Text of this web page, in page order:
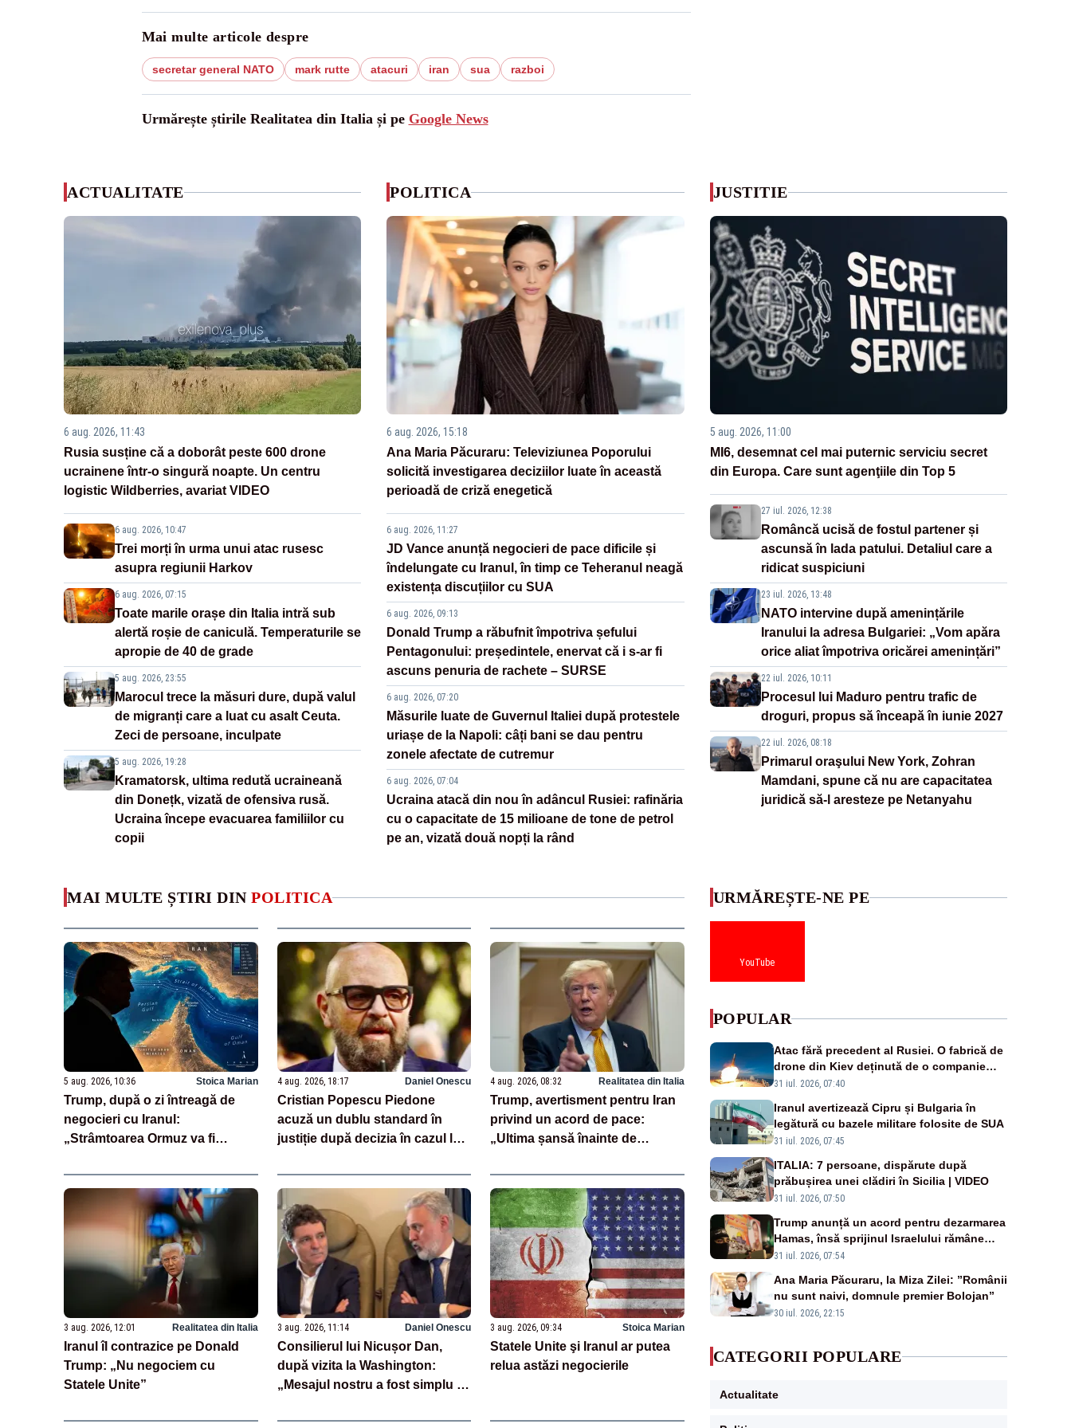
Mai multe articole despre
secretar general NATO mark rutte atacuri iran sua razboi
Urmărește știrile Realitatea din Italia și pe Google News
ACTUALITATE
6 aug. 2026, 11:43
Rusia susține că a doborât peste 600 drone
ucrainene într-o singură noapte. Un centru
logistic Wildberries, avariat VIDEO
6 aug. 2026, 10:47
Trei morți în urma unui atac rusesc
asupra regiunii Harkov
6 aug. 2026, 07:15
Toate marile orașe din Italia intră sub
alertă roșie de caniculă. Temperaturile se
apropie de 40 de grade
5 aug. 2026, 23:55
Marocul trece la măsuri dure, după valul
de migranți care a luat cu asalt Ceuta.
Zeci de persoane, inculpate
5 aug. 2026, 19:28
Kramatorsk, ultima redută ucraineană
din Donețk, vizată de ofensiva rusă.
Ucraina începe evacuarea familiilor cu
copii
POLITICA
6 aug. 2026, 15:18
Ana Maria Păcuraru: Televiziunea Poporului
solicită investigarea deciziilor luate în această
perioadă de criză enegetică
6 aug. 2026, 11:27
JD Vance anunță negocieri de pace dificile și
îndelungate cu Iranul, în timp ce Teheranul neagă
existența discuțiilor cu SUA
6 aug. 2026, 09:13
Donald Trump a răbufnit împotriva șefului
Pentagonului: președintele, enervat că i s-ar fi
ascuns penuria de rachete – SURSE
6 aug. 2026, 07:20
Măsurile luate de Guvernul Italiei după protestele
uriașe de la Napoli: câți bani se dau pentru
zonele afectate de cutremur
6 aug. 2026, 07:04
Ucraina atacă din nou în adâncul Rusiei: rafinăria
cu o capacitate de 15 milioane de tone de petrol
pe an, vizată două nopți la rând
JUSTITIE
5 aug. 2026, 11:00
MI6, desemnat cel mai puternic serviciu secret
din Europa. Care sunt agenţiile din Top 5
27 iul. 2026, 12:38
Româncă ucisă de fostul partener și
ascunsă în lada patului. Detaliul care a
ridicat suspiciuni
23 iul. 2026, 13:48
NATO intervine după amenințările
Iranului la adresa Bulgariei: „Vom apăra
orice aliat împotriva oricărei amenințări”
22 iul. 2026, 10:11
Procesul lui Maduro pentru trafic de
droguri, propus să înceapă în iunie 2027
22 iul. 2026, 08:18
Primarul oraşului New York, Zohran
Mamdani, spune că nu are capacitatea
juridică să-l aresteze pe Netanyahu
MAI MULTE ȘTIRI DIN POLITICA
5 aug. 2026, 10:36 Stoica Marian
Trump, după o zi întreagă de
negocieri cu Iranul:
„Strâmtoarea Ormuz va fi
4 aug. 2026, 18:17 Daniel Onescu
Cristian Popescu Piedone
acuză un dublu standard în
justiție după decizia în cazul lui
ani interdicție, pentru el o
reducere de 10%”
4 aug. 2026, 08:32 Realitatea din Italia
Trump, avertisment pentru Iran
privind un acord de pace:
„Ultima șansă înainte de
3 aug. 2026, 12:01 Realitatea din Italia
Iranul îl contrazice pe Donald
Trump: „Nu negociem cu
Statele Unite”
3 aug. 2026, 11:14 Daniel Onescu
Consilierul lui Nicușor Dan,
după vizita la Washington:
„Mesajul nostru a fost simplu -
Unite”
3 aug. 2026, 09:34 Stoica Marian
Statele Unite şi Iranul ar putea
relua astăzi negocierile
URMĂREȘTE-NE PE
YouTube
POPULAR
Atac fără precedent al Rusiei. O fabrică de
drone din Kiev deținută de o companie
americană, distrusă de o rachetă rusească
31 iul. 2026, 07:40
Iranul avertizează Cipru și Bulgaria în
legătură cu bazele militare folosite de SUA
31 iul. 2026, 07:45
ITALIA: 7 persoane, dispărute după
prăbușirea unei clădiri în Sicilia | VIDEO
31 iul. 2026, 07:50
Trump anunță un acord pentru dezarmarea
Hamas, însă sprijinul Israelului rămâne
incert
31 iul. 2026, 07:54
Ana Maria Păcuraru, la Miza Zilei: ”Românii
nu sunt naivi, domnule premier Bolojan”
30 iul. 2026, 22:15
CATEGORII POPULARE
Actualitate